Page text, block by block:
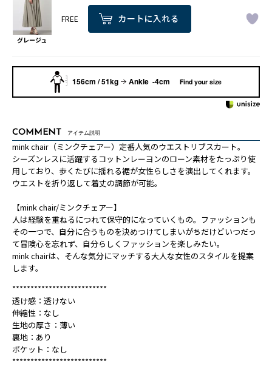
グレージュ
FREE
156cm / 51kg Ankle -4cm Find your size
COMMENT アイテム説明
mink chair（ミンクチェアー）定番人気のウエストリブスカート。
シーズンレスに活躍するコットンレーヨンのローン素材をたっぷり使
用しており、歩くたびに揺れる裾が女性らしさを演出してくれます。
ウエストを折り返して着丈の調節が可能。
【mink chair/ミンクチェアー】
人は経験を重ねるにつれて保守的になっていくもの。ファッションも
その一つで、自分に合うものを決めつけてしまいがちだけどいつだっ
て冒険心を忘れず、自分らしくファッションを楽しみたい。
mink chairは、そんな気分にマッチする大人な女性のスタイルを提案
します。
**************************
透け感：透けない
伸縮性：なし
生地の厚さ：薄い
裏地：あり
ポケット：なし
**************************